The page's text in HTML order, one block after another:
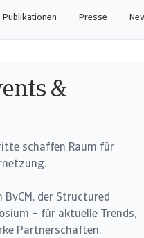
Publikationen Presse
&
schaffen Raum für
der Structured
– für aktuelle Trends,
Partnerschaften.